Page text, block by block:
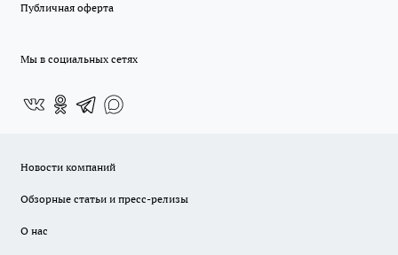
Публичная оферта
Мы в социальных сетях
Новости компаний
Обзорные статьи и пресс-релизы
О нас